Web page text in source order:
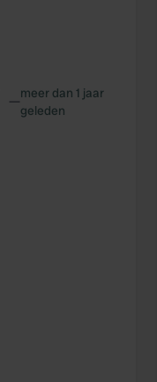
—meer dan 1 jaar
geleden